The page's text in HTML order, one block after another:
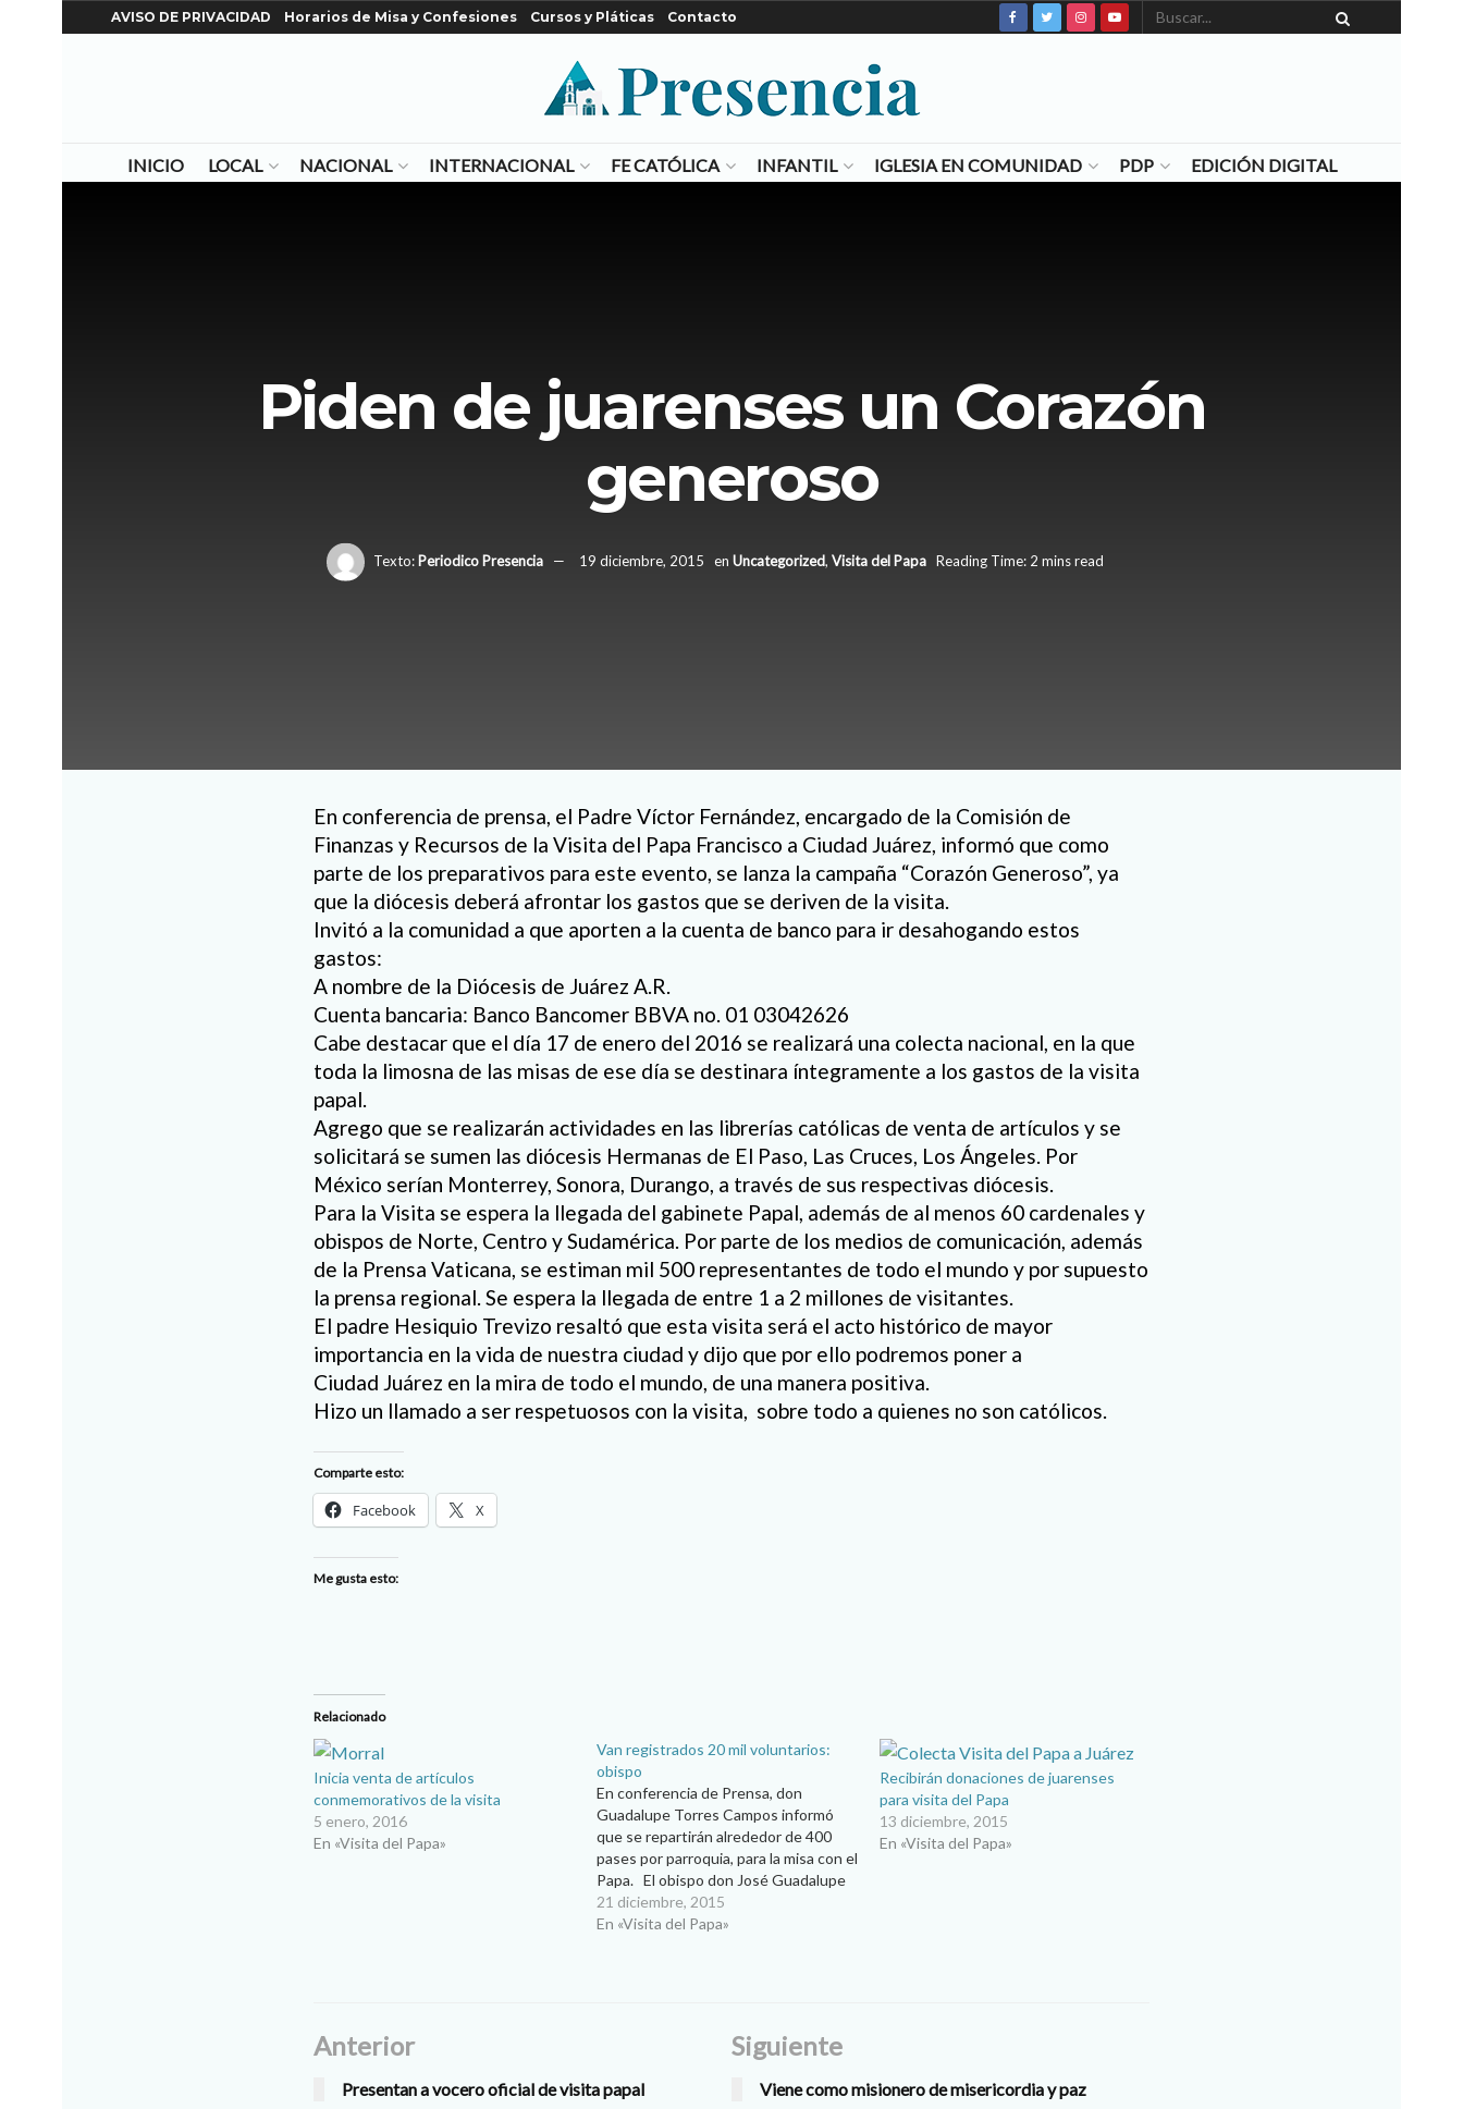
AVISO DE PRIVACIDAD Horarios de Misa y Confesiones Cursos y Pláticas Contacto
INICIO LOCAL NACIONAL INTERNACIONAL FE CATÓLICA INFANTIL IGLESIA EN COMUNIDAD PDP EDICIÓN DIGITAL
Piden de juarenses un Corazón
generoso
Texto: Periodico Presencia 19 diciembre, 2015 en Uncategorized, Visita del Papa Reading Time: 2 mins read
En conferencia de prensa, el Padre Víctor Fernández, encargado de la Comisión de
Finanzas y Recursos de la Visita del Papa Francisco a Ciudad Juárez, informó que como
parte de los preparativos para este evento, se lanza la campaña “Corazón Generoso”, ya
que la diócesis deberá afrontar los gastos que se deriven de la visita.
Invitó a la comunidad a que aporten a la cuenta de banco para ir desahogando estos
gastos:
A nombre de la Diócesis de Juárez A.R.
Cuenta bancaria: Banco Bancomer BBVA no. 01 03042626
Cabe destacar que el día 17 de enero del 2016 se realizará una colecta nacional, en la que
toda la limosna de las misas de ese día se destinara íntegramente a los gastos de la visita
papal.
Agrego que se realizarán actividades en las librerías católicas de venta de artículos y se
solicitará se sumen las diócesis Hermanas de El Paso, Las Cruces, Los Ángeles. Por
México serían Monterrey, Sonora, Durango, a través de sus respectivas diócesis.
Para la Visita se espera la llegada del gabinete Papal, además de al menos 60 cardenales y
obispos de Norte, Centro y Sudamérica. Por parte de los medios de comunicación, además
de la Prensa Vaticana, se estiman mil 500 representantes de todo el mundo y por supuesto
la prensa regional. Se espera la llegada de entre 1 a 2 millones de visitantes.
El padre Hesiquio Trevizo resaltó que esta visita será el acto histórico de mayor
importancia en la vida de nuestra ciudad y dijo que por ello podremos poner a
Ciudad Juárez en la mira de todo el mundo, de una manera positiva.
Hizo un llamado a ser respetuosos con la visita, sobre todo a quienes no son católicos.
Comparte esto:
Facebook X
Me gusta esto:
Relacionado
Inicia venta de artículos
conmemorativos de la visita
5 enero, 2016
En «Visita del Papa»
Van registrados 20 mil voluntarios:
obispo
En conferencia de Prensa, don
Guadalupe Torres Campos informó
que se repartirán alrededor de 400
pases por parroquia, para la misa con el
Papa. El obispo don José Guadalupe
Torres Campos informó este domingo
20 de diciembre que en Ciudad Juárez
21 diciembre, 2015
En «Visita del Papa»
Recibirán donaciones de juarenses
para visita del Papa
13 diciembre, 2015
En «Visita del Papa»
Anterior
Presentan a vocero oficial de visita papal
Siguiente
Viene como misionero de misericordia y paz